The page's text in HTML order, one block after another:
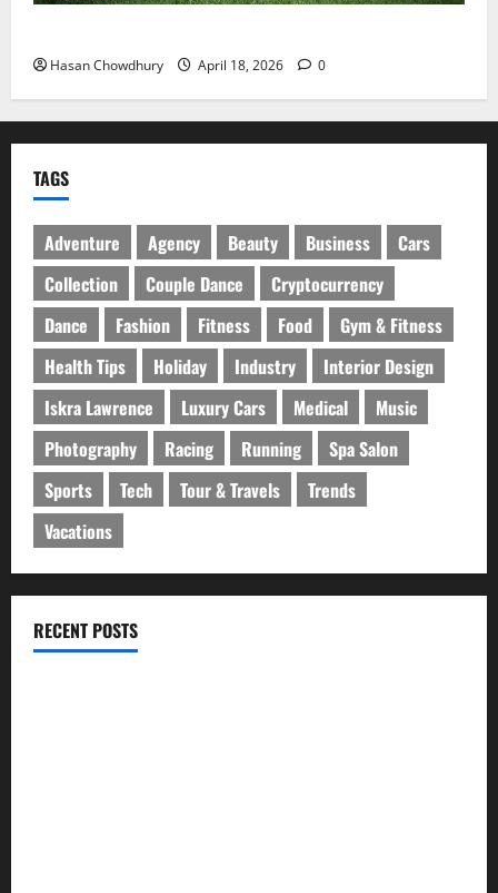
Hasan Chowdhury April 18, 2026 0
TAGS
Adventure Agency Beauty Business
Cars
Collection
Couple Dance
Cryptocurrency
Dance
Fashion Fitness Food
Gym & Fitness
Health Tips
Holiday Industry
Interior Design
Iskra Lawrence
Luxury Cars Medical
Music
Photography
Racing Running
Spa Salon
Sports
Tech Tour & Travels
Trends
Vacations
RECENT POSTS